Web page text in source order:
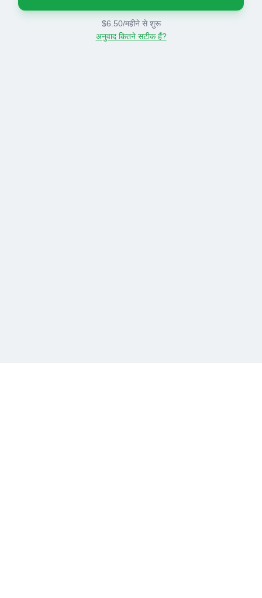
$6.50/महीने से शुरू
अनुवाद कितने सटीक हैं?